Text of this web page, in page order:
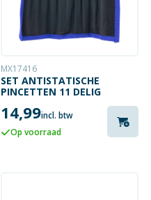
MX17416
SET ANTISTATISCHE
PINCETTEN 11 DELIG
14,99incl. btw
Op voorraad